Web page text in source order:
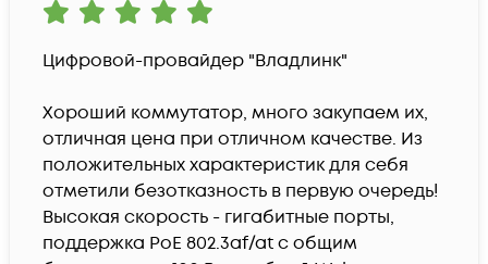
Цифровой-провайдер "Владлинк"
Хороший коммутатор, много закупаем их,
отличная цена при отличном качестве. Из
положительных характеристик для себя
отметили безотказность в первую очередь!
Высокая скорость - гигабитные порты,
поддержка PoE 802.3af/at с общим